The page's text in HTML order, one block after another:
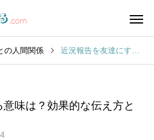
の人間関係 近況報告を友達にする意味は？効果的な伝え方とタイミング
味は？効果的な伝え方と